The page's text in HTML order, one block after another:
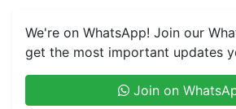
We're on WhatsApp! Join our
get the most important updates
Join on